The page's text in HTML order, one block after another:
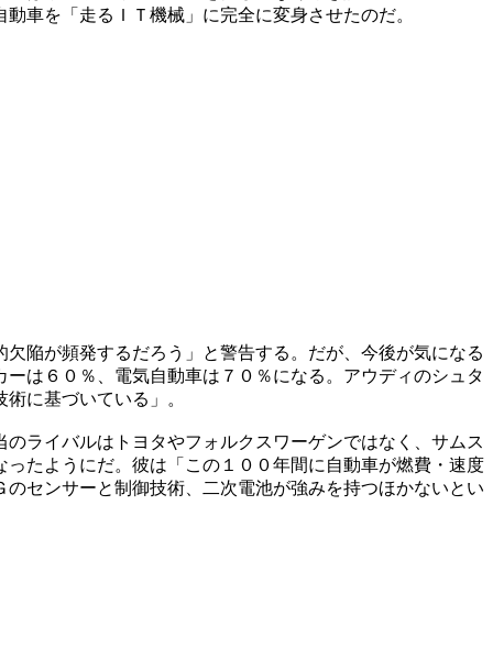
車を「走るＩＴ機械」に完全に変身させたのだ。
陥が頻発するだろう」と警告する。だが、今後が気になる
は６０％、電気自動車は７０％になる。アウディのシュタ
に基づいている」。
ライバルはトヨタやフォルクスワーゲンではなく、サムス
たようにだ。彼は「この１００年間に自動車が燃費・速度
センサーと制御技術、二次電池が強みを持つほかないとい